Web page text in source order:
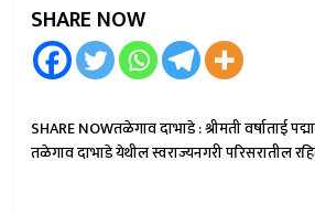
SHARE NOW
SHARE NOWतळेगाव दाभाडे : श्रीमती वर्षाताई
तळेगाव दाभाडे येथील स्वराज्यनगरी परिसरातील